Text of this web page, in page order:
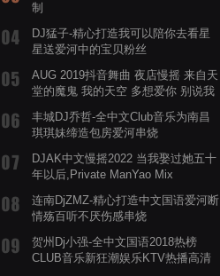
制
DJ猛子-精心打造我可以陪你去看星
星送爱河中的宝贝粉丝
AUG 2019抖音舞曲 夜店慢摇 来自天
堂的魔鬼 我的天空 多想爱你 别说我
丰城DJ乔哲-全中文Club音乐为南昌
琪琪妹缔造包房爱河串烧
DJAK中文慢摇2022 当我娶过她五十
年以后,Private ManYao Mix
连南DjZMZ-精心打造中文国语爱河断
情殇百听不厌伤感串烧
贺州Dj小强-全中文国语2018热榜
CLUB音乐新狂潮娱乐KTV热播高清